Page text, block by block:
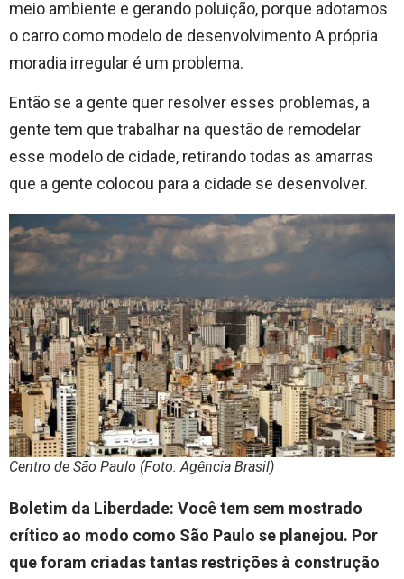
meio ambiente e gerando poluição, porque adotamos
o carro como modelo de desenvolvimento A própria
moradia irregular é um problema.
Então se a gente quer resolver esses problemas, a
gente tem que trabalhar na questão de remodelar
esse modelo de cidade, retirando todas as amarras
que a gente colocou para a cidade se desenvolver.
Centro de São Paulo (Foto: Agência Brasil)
Boletim da Liberdade: Você tem sem mostrado
crítico ao modo como São Paulo se planejou. Por
que foram criadas tantas restrições à construção